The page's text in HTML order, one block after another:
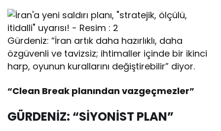
Gürdeniz: “İran artık daha hazırlıklı, daha
özgüvenli ve tavizsiz; ihtimaller içinde bir ikinci
harp, oyunun kurallarını değiştirebilir” diyor.
“Clean Break planından vazgeçmezler”
GÜRDENİZ: “SİYONİST PLAN”